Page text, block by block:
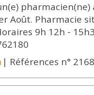
Août. Pharmacie
9h 12h -
| Références n°